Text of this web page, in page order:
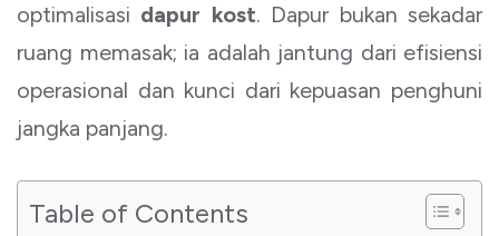
optimalisasi dapur kost. Dapur bukan sekadar
ruang memasak; ia adalah jantung dari efisiensi
operasional dan kunci dari kepuasan penghuni
jangka panjang.
Table of Contents